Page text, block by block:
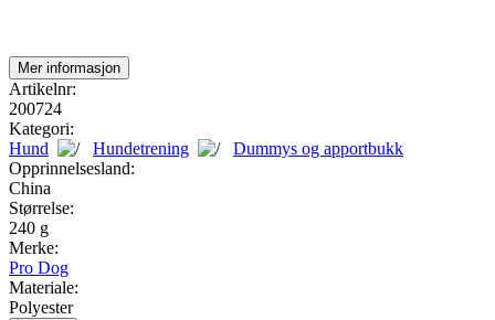
Mer informasjon
Artikelnr:
200724
Kategori:
Hund
Hundetrening
Dummys og apportbukk
Opprinnelsesland:
China
Størrelse:
240 g
Merke:
Pro Dog
Materiale:
Polyester